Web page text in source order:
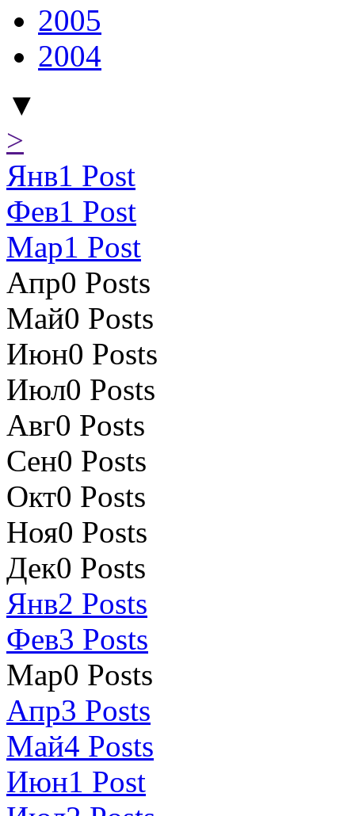
2005
2004
▼
>
Янв1 Post
Фев1 Post
Мар1 Post
Апр0 Posts
Май0 Posts
Июн0 Posts
Июл0 Posts
Авг0 Posts
Сен0 Posts
Окт0 Posts
Ноя0 Posts
Дек0 Posts
Янв2 Posts
Фев3 Posts
Мар0 Posts
Апр3 Posts
Май4 Posts
Июн1 Post